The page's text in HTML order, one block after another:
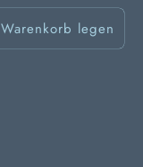
legen